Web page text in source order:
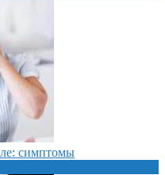
симптомы